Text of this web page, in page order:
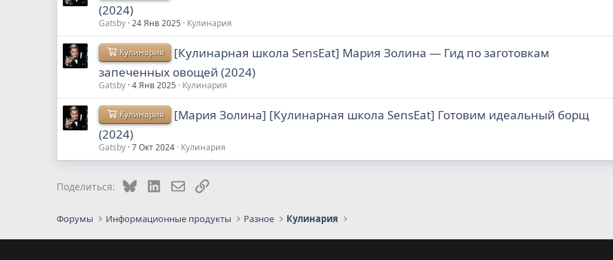
(2024)
Gatsby 24 Янв 2025 Кулинария
Кулинария
[Кулинарная школа SensЕat] Мария Золина ― Гид по заготовкам
запеченных овощей (2024)
Gatsby 4 Янв 2025 Кулинария
Кулинария
[Мария Золина] [Кулинарная школа SensЕat] Готовим идеальный борщ
(2024)
Gatsby 7 Окт 2024 Кулинария
Поделиться: BlueskyLinkedInЭлектронная почта
Ссылка
Форумы Информационные продукты Разное Кулинария